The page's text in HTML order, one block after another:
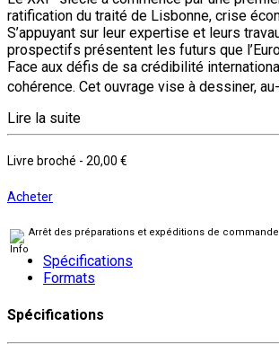
ratification du traité de Lisbonne, crise
S’appuyant sur leur expertise et leurs
prospectifs présentent les futurs que
Face aux défis de sa crédibilité
cohérence. Cet ouvrage vise à dessiner,
Lire la suite
Livre broché - 20,00 €
Acheter
Arrêt des préparations et expéditions de
Spécifications
Formats
Spécifications